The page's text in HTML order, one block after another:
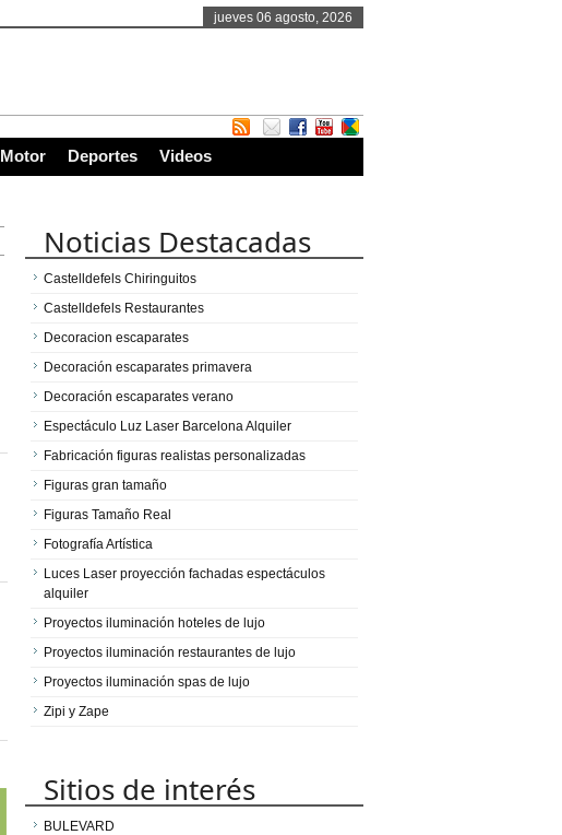
jueves 06 agosto, 2026
Motor Deportes Videos
Noticias Destacadas
Castelldefels Chiringuitos
Castelldefels Restaurantes
Decoracion escaparates
Decoración escaparates primavera
Decoración escaparates verano
Espectáculo Luz Laser Barcelona Alquiler
Fabricación figuras realistas personalizadas
Figuras gran tamaño
Figuras Tamaño Real
Fotografía Artística
Luces Laser proyección fachadas espectáculos
alquiler
Proyectos iluminación hoteles de lujo
Proyectos iluminación restaurantes de lujo
Proyectos iluminación spas de lujo
Zipi y Zape
Sitios de interés
BULEVARD